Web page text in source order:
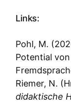
Links:
Pohl, M.
Potential
Riemer, N.
didaktische